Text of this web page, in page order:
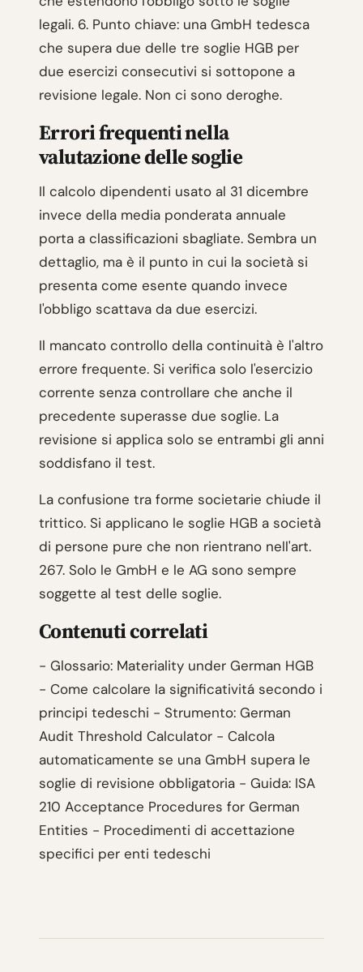
legali. 6. Punto chiave: una GmbH tedesca
che supera due delle tre soglie HGB per
due esercizi consecutivi si sottopone a
revisione legale. Non ci sono deroghe.
Errori frequenti nella
valutazione delle soglie
Il calcolo dipendenti usato al 31 dicembre
invece della media ponderata annuale
porta a classificazioni sbagliate. Sembra un
dettaglio, ma è il punto in cui la società si
presenta come esente quando invece
l'obbligo scattava da due esercizi.
Il mancato controllo della continuità è l'altro
errore frequente. Si verifica solo l'esercizio
corrente senza controllare che anche il
precedente superasse due soglie. La
revisione si applica solo se entrambi gli anni
soddisfano il test.
La confusione tra forme societarie chiude il
trittico. Si applicano le soglie HGB a società
di persone pure che non rientrano nell'art.
267. Solo le GmbH e le AG sono sempre
soggette al test delle soglie.
Contenuti correlati
- Glossario: Materiality under German HGB
- Come calcolare la significativitá secondo i
principi tedeschi - Strumento: German
Audit Threshold Calculator - Calcola
automaticamente se una GmbH supera le
soglie di revisione obbligatoria - Guida: ISA
210 Acceptance Procedures for German
Entities - Procedimenti di accettazione
specifici per enti tedeschi